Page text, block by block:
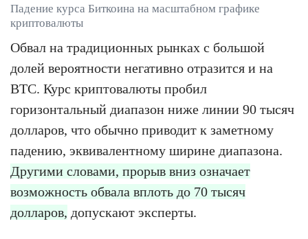
Падение курса Биткоина на масштабном графике
криптовалюты
Обвал на традиционных рынках с большой
долей вероятности негативно отразится и на
BTC. Курс криптовалюты пробил
горизонтальный диапазон ниже линии 90 тысяч
долларов, что обычно приводит к заметному
падению, эквивалентному ширине диапазона.
Другими словами, прорыв вниз означает
возможность обвала вплоть до 70 тысяч
долларов, допускают эксперты.